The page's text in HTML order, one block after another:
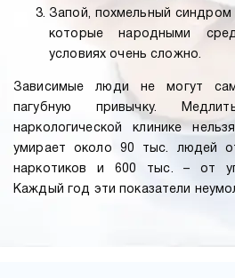
Запой, похмельный синдром
которые народными
условиях очень сложно.
Зависимые люди не могут
пагубную привычку.
наркологической клинике
умирает около 90 тыс. людей
наркотиков и 600 тыс. – от
Каждый год эти показатели